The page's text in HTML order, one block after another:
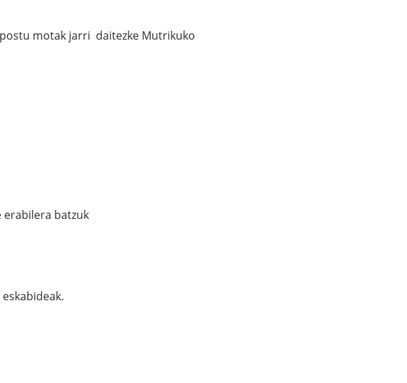
motak jarri daitezke Mutrikuko
erabilera batzuk